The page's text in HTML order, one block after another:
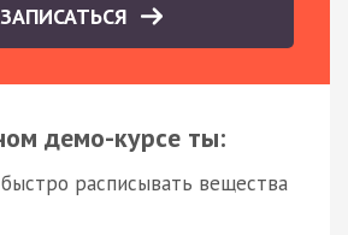
ЗАПИСАТЬСЯ
демо-курсе ты:
расписывать вещества